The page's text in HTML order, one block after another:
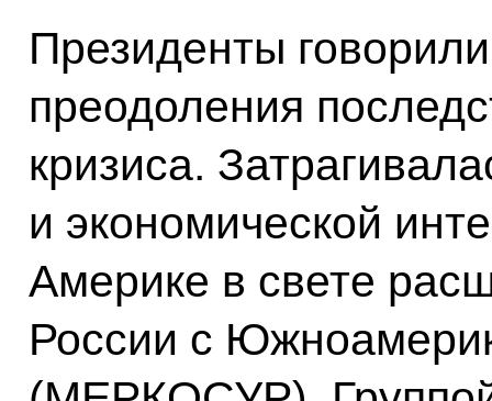
Президенты
преодоления
кризиса.
и экономической
Америке в свете
России с